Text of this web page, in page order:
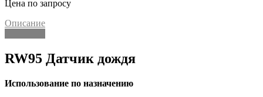
Цена по запросу
Описание
RW95 Датчик дождя
Использование по назначению